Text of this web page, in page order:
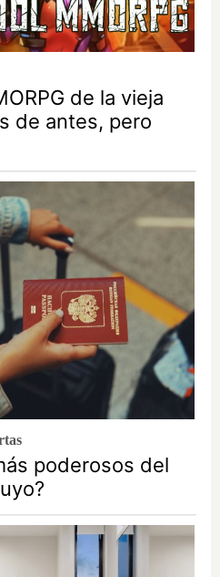
de la vieja
de antes, pero
poderosos del